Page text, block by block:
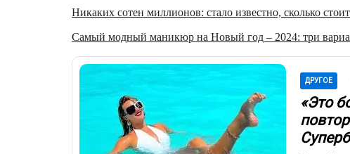
Никаких сотен миллионов: стало известно, сколько
Самый модный маникюр на Новый год – 2024: три
ДРУГОЕ
«Это